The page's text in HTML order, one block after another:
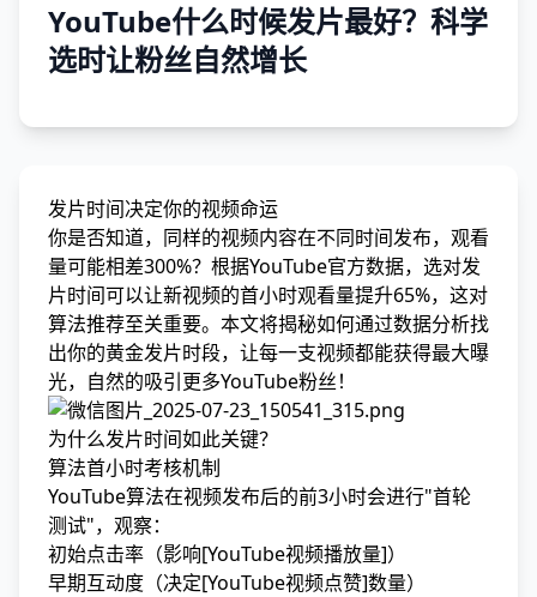
YouTube什么时候发片最好？科学
选时让粉丝自然增长
发片时间决定你的视频命运
你是否知道，同样的视频内容在不同时间发布，观看
量可能相差300%？根据YouTube官方数据，选对发
片时间可以让新视频的首小时观看量提升65%，这对
算法推荐至关重要。本文将揭秘如何通过数据分析找
出你的黄金发片时段，让每一支视频都能获得最大曝
光， 自然的吸引更多YouTube粉丝！
为什么发片时间如此关键？
算法首小时考核机制
YouTube算法在视频发布后的前3小时会进行"首轮
测试"，观察：
初始点击率（影响[YouTube视频播放量]）
早期互动度（决定[YouTube视频点赞]数量）